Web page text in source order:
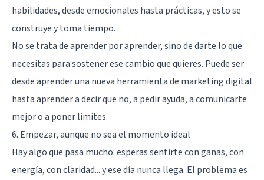
habilidades, desde emocionales hasta prácticas, y esto se
construye y toma tiempo.
No se trata de aprender por aprender, sino de darte lo que
necesitas para sostener ese cambio que quieres. Puede ser
desde aprender una nueva herramienta de marketing digital
hasta aprender a decir que no, a pedir ayuda, a comunicarte
mejor o a poner límites.
6. Empezar, aunque no sea el momento ideal
Hay algo que pasa mucho: esperas sentirte con ganas, con
energía, con claridad... y ese día nunca llega. El problema es